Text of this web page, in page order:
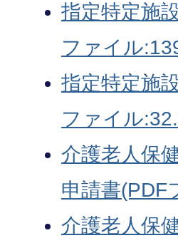
指定特定施
ファイル
指定特定施
ファイル
介護老人保
申請書(PDF
介護老人保